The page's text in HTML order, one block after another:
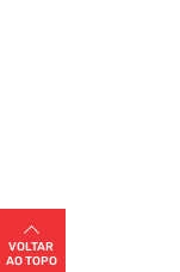
VOLTAR
AO TOPO